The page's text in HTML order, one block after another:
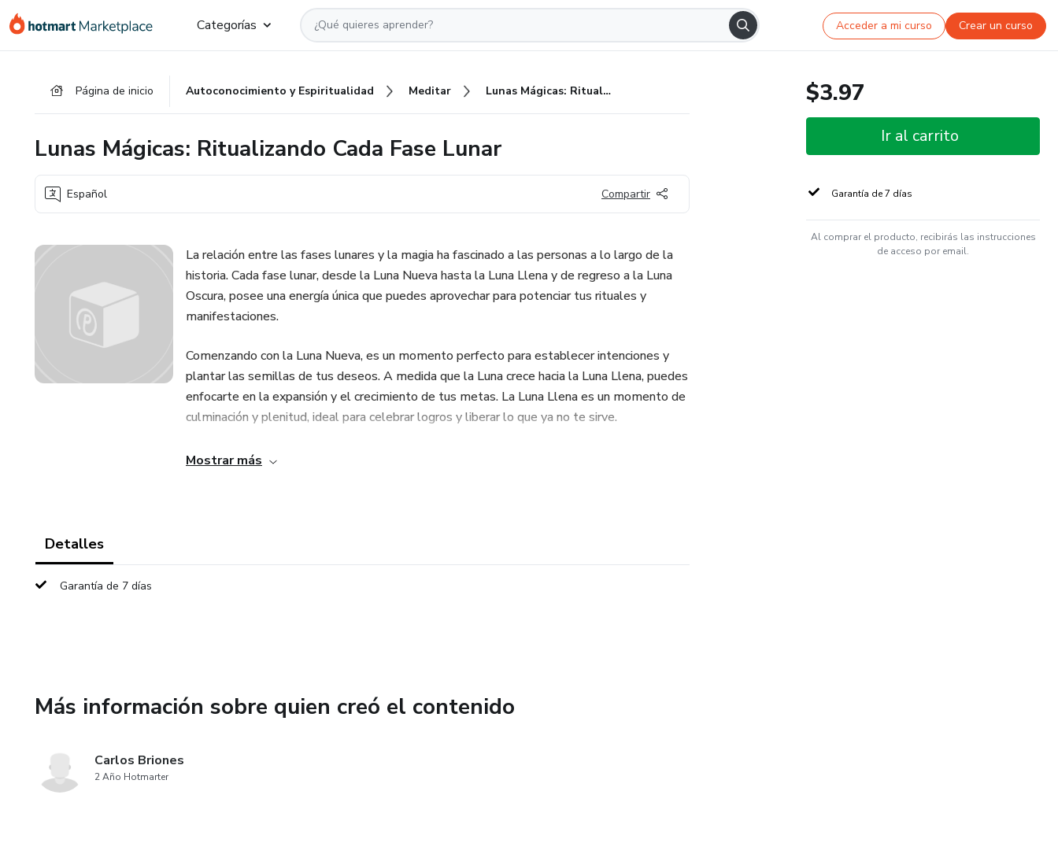
Categorías Acceder a mi curso Crear un curso
Página de inicio Autoconocimiento y Espiritualidad Meditar Lunas Mágicas: Ritualizando Cada Fase Lunar
Lunas Mágicas: Ritualizando Cada Fase Lunar
Español Compartir
La relación entre las fases lunares y la magia ha fascinado a las personas a lo largo de la
historia. Cada fase lunar, desde la Luna Nueva hasta la Luna Llena y de regreso a la Luna
Oscura, posee una energía única que puedes aprovechar para potenciar tus rituales y
manifestaciones.
Comenzando con la Luna Nueva, es un momento perfecto para establecer intenciones y
plantar las semillas de tus deseos. A medida que la Luna crece hacia la Luna Llena, puedes
enfocarte en la expansión y el crecimiento de tus metas. La Luna Llena es un momento de
culminación y plenitud, ideal para celebrar logros y liberar lo que ya no te sirve.
A medida que la Luna disminuye hacia la Luna Oscura, puedes dirigir tu atención hacia la
Mostrar más
Detalles
Garantía de 7 días
Más información sobre quien creó el contenido
Carlos Briones
2 Año Hotmarter
$3.97
Ir al carrito
Garantía de 7 días
Al comprar el producto, recibirás las instrucciones
de acceso por email.